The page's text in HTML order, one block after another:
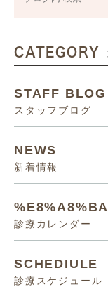
CATEGORY
STAFF BLOG
スタッフブログ
NEWS
新着情報
診療カレンダー
SCHEDIULE
診療スケジュール